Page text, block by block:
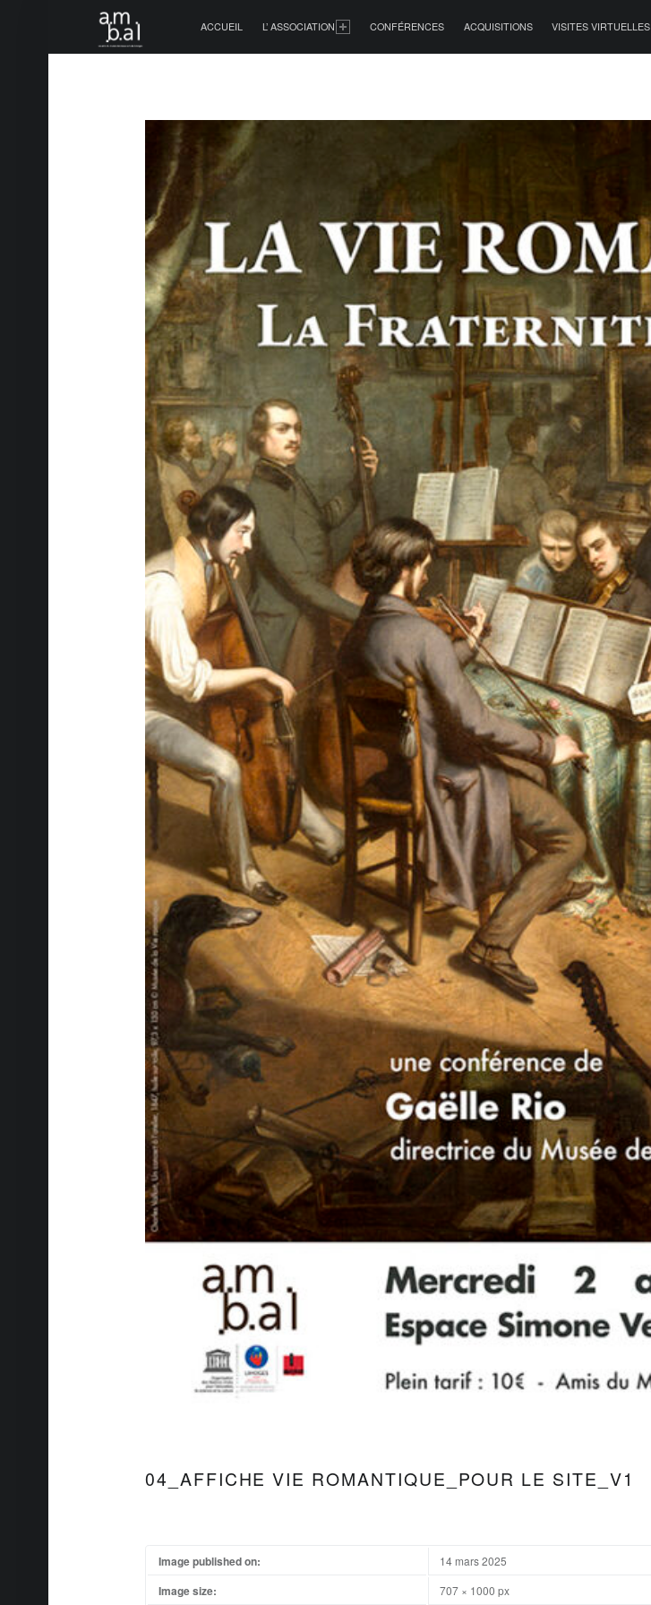
ACCUEIL L’ ASSOCIATION CONFÉRENCES ACQUISITIONS VISITES VIRTUELLES
04_AFFICHE VIE ROMANTIQUE_POUR LE SITE_V1
Image published on: 14 mars 2025
Image size: 707 × 1000 px